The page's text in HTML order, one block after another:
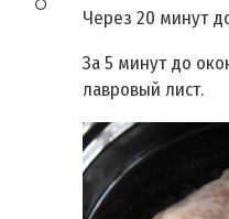
Через 20 минут
За 5 минут до
лавровый лист.